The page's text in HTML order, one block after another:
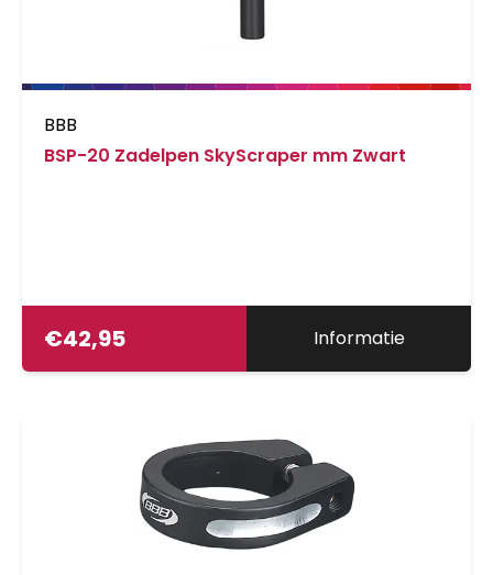
BBB
BSP-20 Zadelpen SkyScraper mm Zwart
€42,95 Informatie